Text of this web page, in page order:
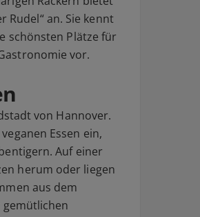
Rudel“ an. Sie kennt
schönsten Plätze für
vor.
von Hannover.
Essen ein,
Auf einer
herum oder liegen
aus dem